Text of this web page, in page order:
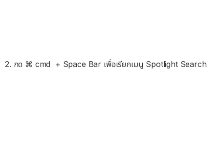
2. กด ⌘ cmd + Space Bar เพื่อเรียกเมนู Spotlight Search